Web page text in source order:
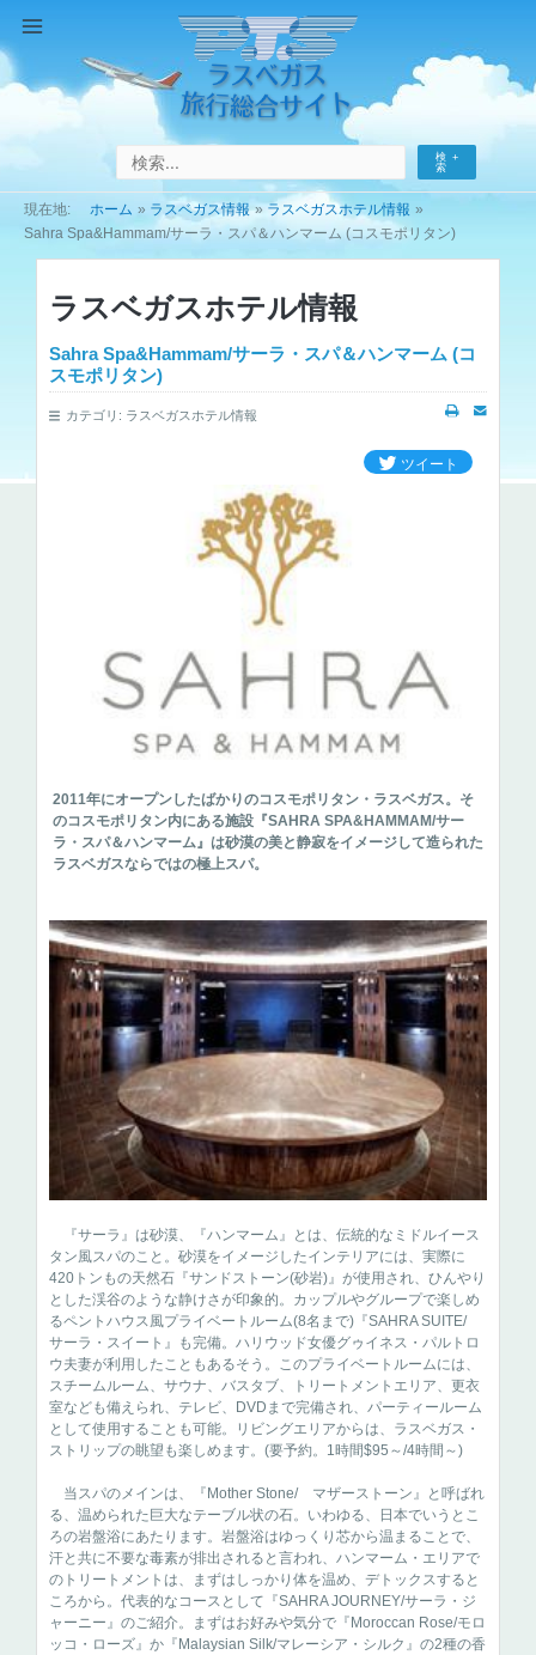
テ
ン
キ
Menu
検
索
ホーム ラスベガス情報
ラスベガスホテル情報
Sahra Spa&Hammam/サーラ・スパ＆ハンマーム (コスモポリタン)
ラスベガスホテル情報
Sahra Spa&Hammam/サーラ・スパ＆ハンマーム (コ
スモポリタン)
カテゴリ: ラスベガスホテル情報
2011年にオープンしたばかりのコスモポリタン・ラスベガス。そ
のコスモポリタン内にある施設『SAHRA SPA&HAMMAM/サー
ラ・スパ＆ハンマーム』は砂漠の美と静寂をイメージして造られた
ラスベガスならではの極上スパ。
『サーラ』は砂漠、『ハンマーム』とは、伝統的なミドルイース
タン風スパのこと。砂漠をイメージしたインテリアには、実際に
420トンもの天然石『サンドストーン(砂岩)』が使用され、ひんやり
とした渓谷のような静けさが印象的。カップルやグループで楽しめ
るペントハウス風プライベートルーム(8名まで)『SAHRA SUITE/
サーラ・スイート』も完備。ハリウッド女優グゥイネス・パルトロ
ウ夫妻が利用したこともあるそう。このプライベートルームには、
スチームルーム、サウナ、バスタブ、トリートメントエリア、更衣
室なども備えられ、テレビ、DVDまで完備され、パーティールーム
として使用することも可能。リビングエリアからは、ラスベガス・
ストリップの眺望も楽しめます。(要予約。1時間$95～/4時間～)
当スパのメインは、『Mother Stone/ マザーストーン』と呼ばれ
る、温められた巨大なテーブル状の石。いわゆる、日本でいうとこ
ろの岩盤浴にあたります。岩盤浴はゆっくり芯から温まることで、
汗と共に不要な毒素が排出されると言われ、ハンマーム・エリアで
のトリートメントは、まずはしっかり体を温め、デトックスすると
ころから。代表的なコースとして『SAHRA JOURNEY/サーラ・ジ
ャーニー』のご紹介。まずはお好みや気分で『Moroccan Rose/モロ
ッコ・ローズ』か『Malaysian Silk/マレーシア・シルク』の2種の香
ツイート